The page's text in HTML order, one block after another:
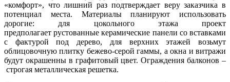
«комфорт», что лишний раз подтверждает веру заказчика в
потенциал места. Материалы планируют использовать
дорогие: для цокольного этажа проект
предполагает рустованные керамические панели со вставками
с фактурой под дерево, для верхних этажей возьмут
облицовочную плитку бежево-серой гаммы, а окна и витражи
будут окрашенны в графитовый цвет. Ограждения балконов –
строгая металлическая решетка.